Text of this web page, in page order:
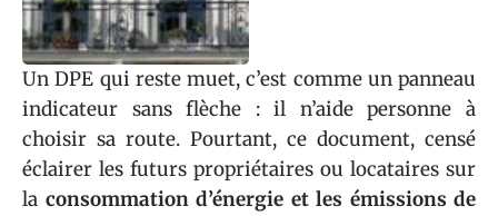
Un DPE qui reste muet, c’est comme un panneau
indicateur sans flèche : il n’aide personne à
choisir sa route. Pourtant, ce document, censé
éclairer les futurs propriétaires ou locataires sur
la consommation d’énergie et les émissions de